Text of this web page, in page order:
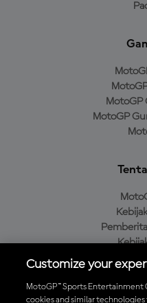
MotoGP
MotoGP
Customize your
MotoGP™ Sports Entertainment
cookies and similar